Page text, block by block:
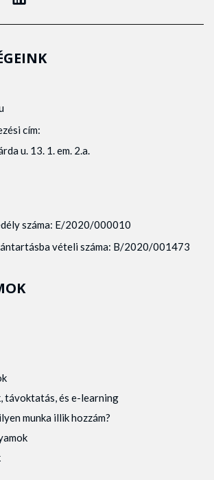
cím:
u. 13. 1. em. 2.a.
száma: E/2020/000010
vételi száma: B/2020/001473
távoktatás, és e-learning
munka illik hozzám?